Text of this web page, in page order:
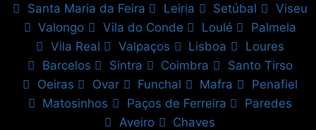
Santa Maria da Feira
Leiria Setúbal
Viseu
Valongo
Vila do Conde Loulé
Palmela
Vila Real
Valpaços Lisboa
Loures
Barcelos
Sintra Coimbra
Santo Tirso
Oeiras
Ovar Funchal Mafra
Penafiel
Matosinhos
Paços de Ferreira
Paredes
Aveiro
Chaves